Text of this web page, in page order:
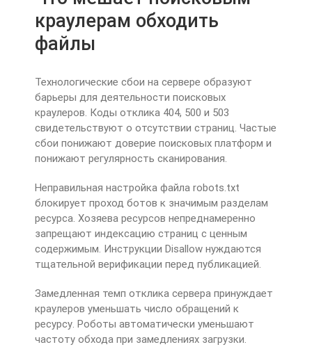
краулерам обходить
файлы
Технологические сбои на сервере образуют
барьеры для деятельности поисковых
краулеров. Коды отклика 404, 500 и 503
свидетельствуют о отсутствии страниц. Частые
сбои понижают доверие поисковых платформ и
понижают регулярность сканирования.
Неправильная настройка файла robots.txt
блокирует проход ботов к значимым разделам
ресурса. Хозяева ресурсов непреднамеренно
запрещают индексацию страниц с ценным
содержимым. Инструкции Disallow нуждаются
тщательной верификации перед публикацией.
Замедленная темп отклика сервера принуждает
краулеров уменьшать число обращений к
ресурсу. Роботы автоматически уменьшают
частоту обхода при замедлениях загрузки.